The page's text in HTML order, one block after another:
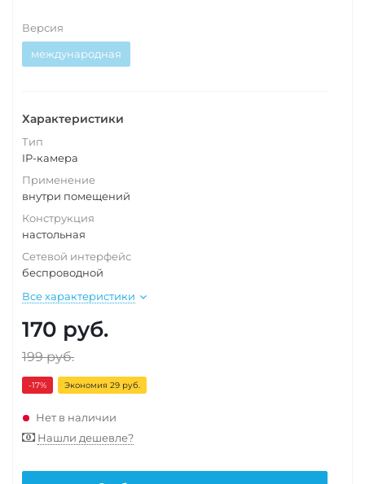
Версия
международная
Характеристики
Тип
IP-камера
Применение
внутри помещений
Конструкция
настольная
Сетевой интерфейс
беспроводной
Все характеристики
170 руб.
199руб.
-17% Экономия 29 руб.
Нет в наличии
Нашли дешевле?